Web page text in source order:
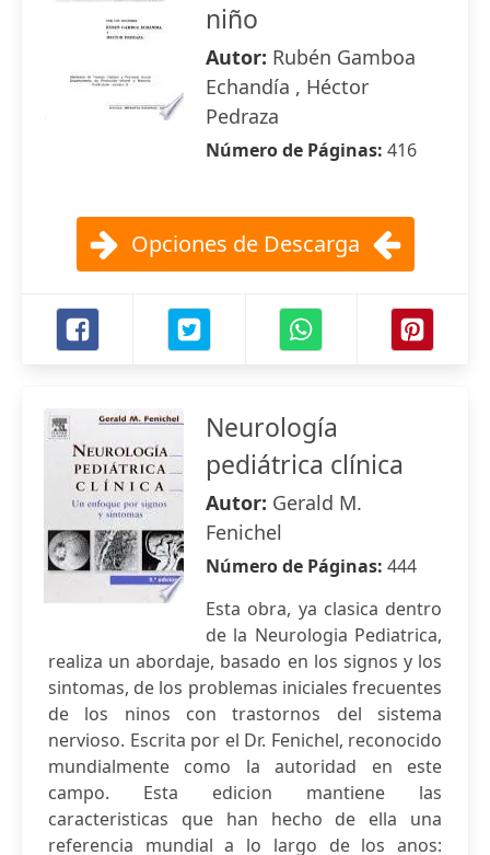
niño
Autor: Rubén Gamboa
Echandía , Héctor
Pedraza
Número de Páginas: 416
Opciones de Descarga
Neurología
pediátrica clínica
Autor: Gerald M.
Fenichel
Número de Páginas: 444
Esta obra, ya clasica dentro
de la Neurologia Pediatrica,
realiza un abordaje, basado en los signos y los
sintomas, de los problemas iniciales frecuentes
de los ninos con trastornos del sistema
nervioso. Escrita por el Dr. Fenichel, reconocido
mundialmente como la autoridad en este
campo. Esta edicion mantiene las
caracteristicas que han hecho de ella una
referencia mundial a lo largo de los anos: